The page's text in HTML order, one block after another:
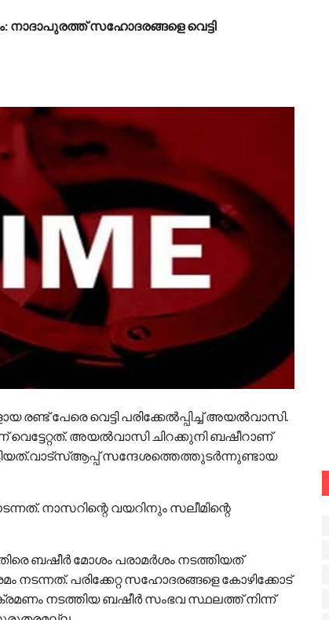
നാദാപുരത്ത് സഹോദരങ്ങളെ വെട്ടി
പേരെ വെട്ടി പരിക്കേല്‍പ്പിച്ച് അയല്‍വാസി.
വെട്ടേറ്റത്. അയല്‍വാസി ചിറക്കുനി ബഷീറാണ്
സന്ദേശത്തെത്തുടര്‍ന്നുണ്ടായ
നാസറിന്റെ വയറിനും സലീമിന്റെ
ബഷീര്‍ മോശം പരാമര്‍ശം നടത്തിയത്
നടന്നത്. പരിക്കേറ്റ സഹോദരങ്ങളെ കോഴിക്കോട്
നടത്തിയ ബഷീര്‍ സംഭവ സ്ഥലത്ത് നിന്ന്